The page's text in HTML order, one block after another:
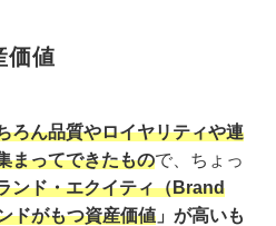
価値
ろん品質やロイヤリティや連
まってできたもので、ちょっ
ンド・エクイティ（Brand
ドがもつ資産価値 」が高いも